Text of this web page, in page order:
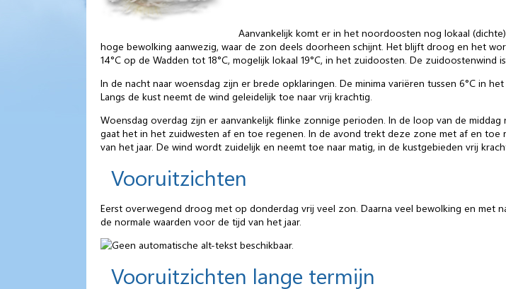
Aanvankelijk komt er in het noordoosten nog lokaal
hoge bewolking aanwezig, waar de zon deels doorheen schijnt. Het blijft droog en het
14°C op de Wadden tot 18°C, mogelijk lokaal 19°C, in het zuidoosten. De zuidoostenwind
In de nacht naar woensdag zijn er brede opklaringen. De minima variëren tussen 6°C in
Langs de kust neemt de wind geleidelijk toe naar vrij krachtig.
Woensdag overdag zijn er aanvankelijk flinke zonnige perioden. In de loop van de
gaat het in het zuidwesten af en toe regenen. In de avond trekt deze zone met af en
van het jaar. De wind wordt zuidelijk en neemt toe naar matig, in de kustgebieden vrij
Vooruitzichten
Eerst overwegend droog met op donderdag vrij veel zon. Daarna veel bewolking en met
de normale waarden voor de tijd van het jaar.
Vooruitzichten lange termijn